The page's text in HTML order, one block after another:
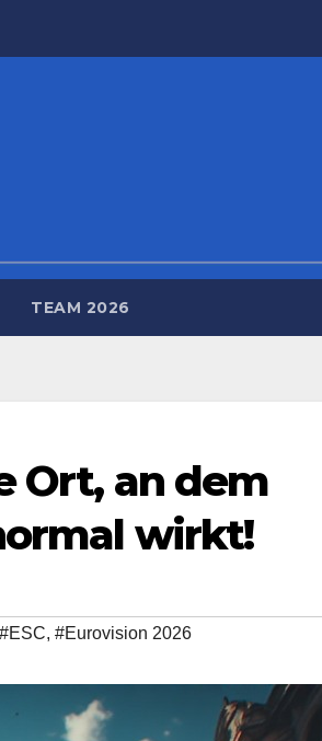
TEAM 2026
Ort, an dem
wirkt!
#ESC, #Eurovision 2026